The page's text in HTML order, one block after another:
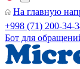
На главную
+998 (71) 200-34-
Бот для